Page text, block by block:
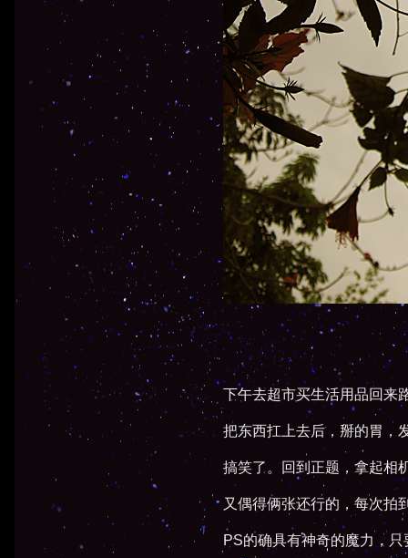
下午去超市买生活用品回来
把东西扛上去后，掰的胃，
搞笑了。回到正题，拿起相
又偶得俩张还行的，每次拍
PS的确具有神奇的魔力，